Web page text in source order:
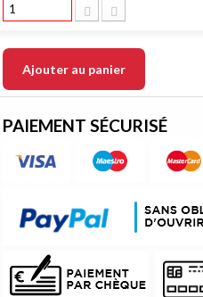
Ajouter au panier
PAIEMENT SÉCURISÉ